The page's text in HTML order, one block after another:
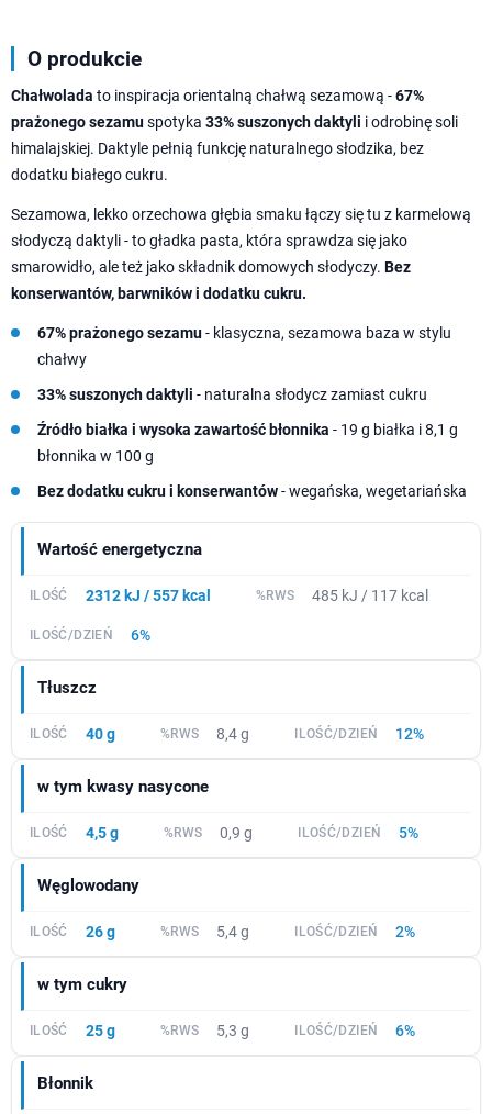
O produkcie
Chałwolada to inspiracja orientalną chałwą sezamową -67%
prażonego sezamuspotyka 33% suszonych daktyli i odrobinę soli
himalajskiej. Daktyle pełnią funkcję naturalnego słodzika, bez
dodatku białego cukru.
Sezamowa, lekko orzechowa głębia smaku łączy się tu z karmelową
słodyczą daktyli - to gładka pasta, która sprawdza się jako
smarowidło, ale też jako składnik domowych słodyczy. Bez
konserwantów, barwników i dodatku cukru.
67% prażonego sezamu- klasyczna, sezamowa baza w stylu
chałwy
33% suszonych daktyli - naturalna słodycz zamiast cukru
Źródło białka i wysoka zawartość błonnika - 19 g białka i 8,1 g
błonnika w 100 g
Bez dodatku cukru i konserwantów- wegańska, wegetariańska
Wartość energetyczna
2312 kJ / 557 kcal 485 kJ / 117 kcal
6%
Tłuszcz
40 g 8,4 g 12%
w tym kwasy nasycone
4,5 g 0,9 g 5%
Węglowodany
26 g 5,4 g 2%
w tym cukry
25 g 5,3 g 6%
Błonnik